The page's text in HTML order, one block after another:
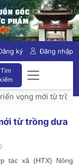
ký Đăng nhập
Tìm
kiếm
vọng mới từ
từ trồng dưa
tác xã (HTX) Nông